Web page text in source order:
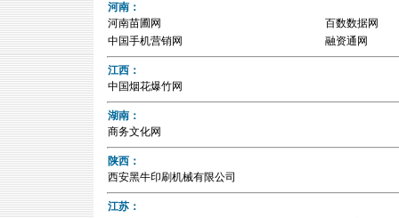
河南：
河南苗圃网
百数数据网
中国手机营销网
融资通网
江西：
中国烟花爆竹网
湖南：
商务文化网
陕西：
西安黑牛印刷机械有限公司
江苏：